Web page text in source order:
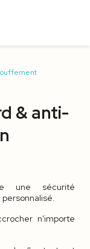
& anti-
une sécurité
n'importe